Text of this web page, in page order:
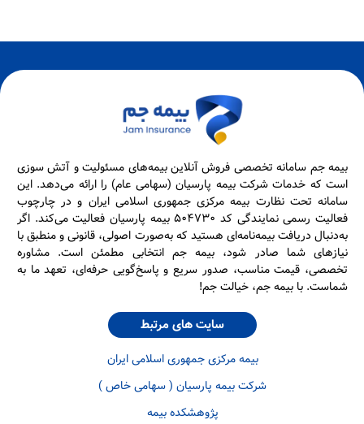
بیمه جم سامانه تخصصی فروش آنلاین بیمه‌های مسئولیت و آتش سوزی
است که خدمات شرکت بیمه پارسیان (سهامی عام) را ارائه می‌دهد. این
سامانه تحت نظارت بیمه مرکزی جمهوری اسلامی ایران و در چارچوب
فعالیت رسمی نمایندگی کد ۵۰۴۷۳۰ بیمه پارسیان فعالیت می‌کند. اگر
به‌دنبال دریافت بیمه‌نامه‌ای هستید که به‌صورت اصولی، قانونی و منطبق با
نیازهای شما صادر شود، بیمه جم انتخابی مطمئن است. مشاوره
تخصصی، قیمت مناسب، صدور سریع و پاسخ‌گویی حرفه‌ای، تعهد ما به
شماست. با بیمه جم، خیالت جم!
سایت های مرتبط
بیمه مرکزی جمهوری اسلامی ایران
شرکت بیمه پارسیان ( سهامی خاص )
پژوهشکده بیمه